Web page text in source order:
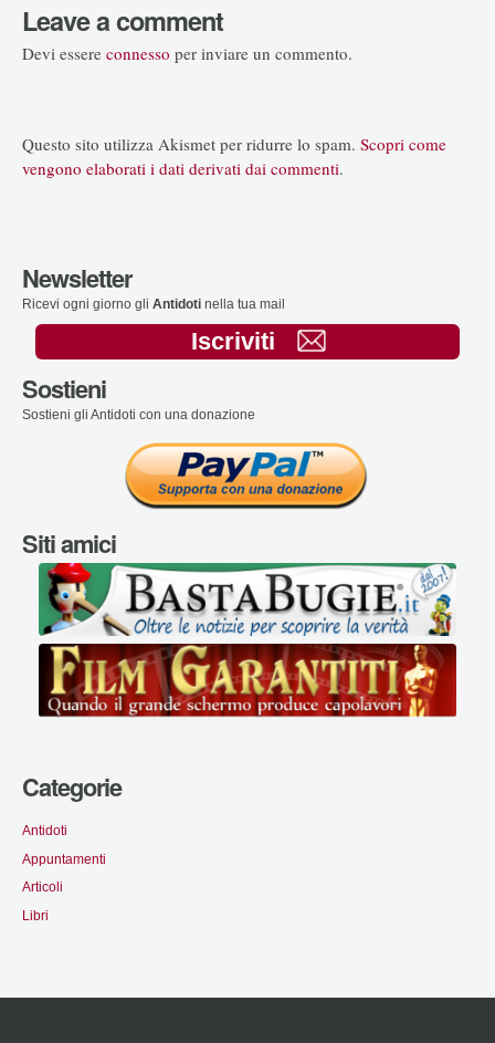
Leave a comment
Devi essere connesso per inviare un commento.
Questo sito utilizza Akismet per ridurre lo spam. Scopri come
vengono elaborati i dati derivati dai commenti.
Newsletter
Ricevi ogni giorno gli Antidoti nella tua mail
Iscriviti
Sostieni
Sostieni gli Antidoti con una donazione
Siti amici
Categorie
Antidoti
Appuntamenti
Articoli
Libri